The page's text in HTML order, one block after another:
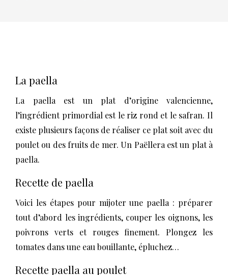
La paella
La paella est un plat d’origine valencienne,
l’ingrédient primordial est le riz rond et le safran. Il
existe plusieurs façons de réaliser ce plat soit avec du
poulet ou des fruits de mer. Un Paëllera est un plat à
paella.
Recette de paella
Voici les étapes pour mijoter une paella : préparer
tout d’abord les ingrédients, couper les oignons, les
poivrons verts et rouges finement. Plongez les
tomates dans une eau bouillante, épluchez…
Recette paella au poulet